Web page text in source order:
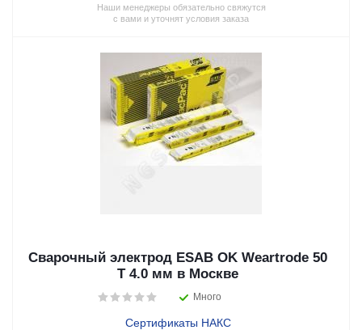
Наши менеджеры обязательно свяжутся
с вами и уточнят условия заказа
Сварочный электрод ESAB OK Weartrode 50
T 4.0 мм в Москве
Много
Сертификаты НАКС